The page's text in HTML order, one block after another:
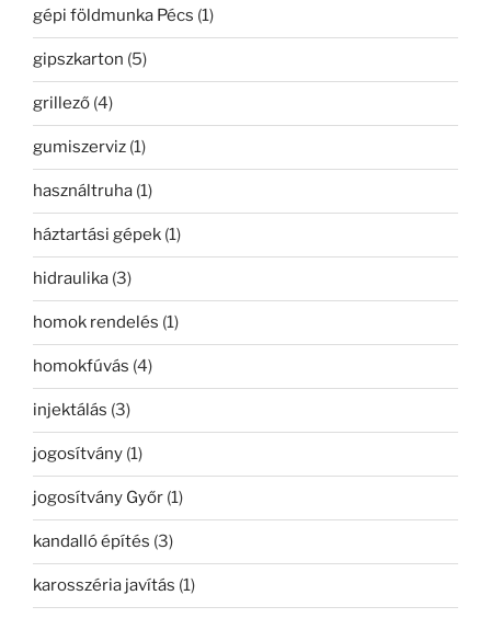
gépi földmunka Pécs (1)
gipszkarton (5)
grillező (4)
gumiszerviz (1)
használtruha (1)
háztartási gépek (1)
hidraulika (3)
homok rendelés (1)
homokfúvás (4)
injektálás (3)
jogosítvány (1)
jogosítvány Győr (1)
kandalló építés (3)
karosszéria javítás (1)